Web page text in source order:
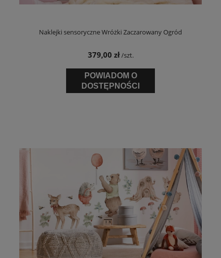
Naklejki sensoryczne Wróżki Zaczarowany Ogród
379,00 zł/szt.
POWIADOM O
DOSTĘPNOŚCI